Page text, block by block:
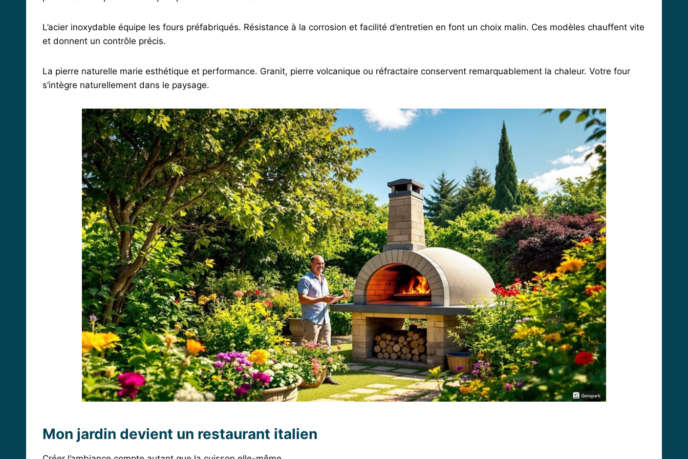
L’acier inoxydable équipe les fours préfabriqués. Résistance à la corrosion et facilité d’entretien en font un choix malin. Ces modèles chauffent vite
et donnent un contrôle précis.
La pierre naturelle marie esthétique et performance. Granit, pierre volcanique ou réfractaire conservent remarquablement la chaleur. Votre four
s’intègre naturellement dans le paysage.
Mon jardin devient un restaurant italien